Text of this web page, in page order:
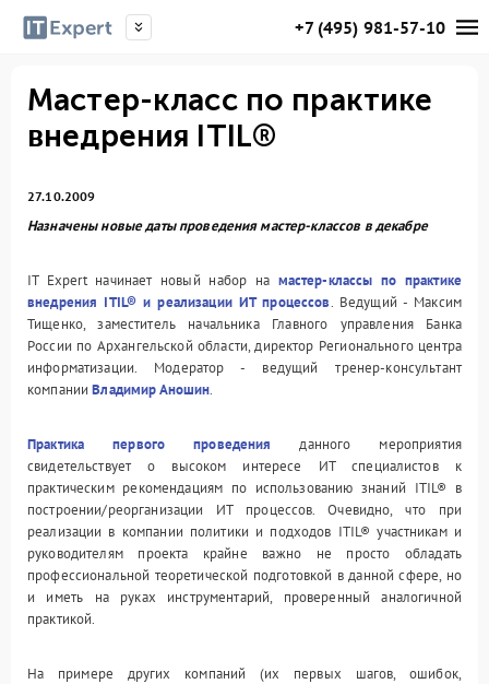
+7 (495) 981-57-10
Мастер-класс по практике
внедрения ITIL®
27.10.2009
Назначены новые даты проведения мастер-классов в декабре
IT Expert начинает новый набор на мастер-классы по практике
внедрения ITIL® и реализации ИТ процессов. Ведущий - Максим
Тищенко, заместитель начальника Главного управления Банка
России по Архангельской области, директор Регионального центра
информатизации. Модератор - ведущий тренер-консультант
компанииВладимир Аношин.
Практика первого проведения данного мероприятия
свидетельствует о высоком интересе ИТ специалистов к
практическим рекомендациям по использованию знаний ITIL® в
построении/реорганизации ИТ процессов. Очевидно, что при
реализации в компании политики и подходов ITIL® участникам и
руководителям проекта крайне важно не просто обладать
профессиональной теоретической подготовкой в данной сфере, но
и иметь на руках инструментарий, проверенный аналогичной
практикой.
На примере других компаний (их первых шагов, ошибок,